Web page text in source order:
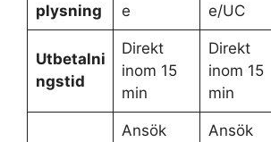
plysning
e
e/UC
Utbetalni
ngstid
Direkt
inom 15
min
Direkt
inom 15
min
Ansök
Ansök